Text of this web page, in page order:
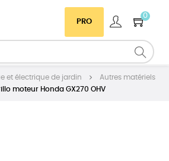
PRO
0
et électrique de jardin
Autres matériels
moteur Honda GX270 OHV